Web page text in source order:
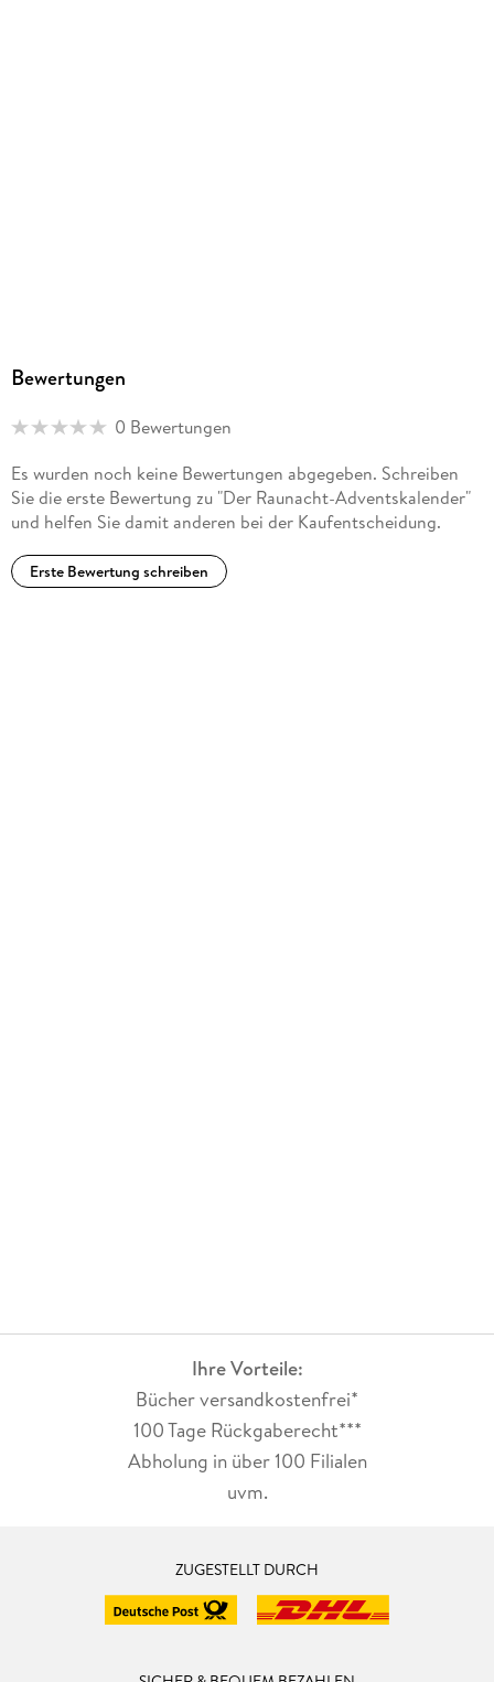
Bewertungen
0 Bewertungen
Es wurden noch keine Bewertungen abgegeben. Schreiben
Sie die erste Bewertung zu "Der Raunacht-Adventskalender"
und helfen Sie damit anderen bei der Kaufentscheidung.
Erste Bewertung schreiben
Ihre Vorteile:
Bücher versandkostenfrei*
100 Tage Rückgaberecht***
Abholung in über 100 Filialen
uvm.
ZUGESTELLT DURCH